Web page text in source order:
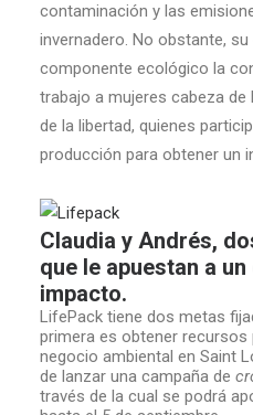
contaminación y las
invernadero. No obstante,
componente ecológico la
trabajo a mujeres cabeza de
de la libertad, quienes
producción para obtener un
Claudia y Andrés,
que le apuestan a
impacto.
LifePack tiene dos metas
primera es obtener recursos
negocio ambiental en Saint
de lanzar una campaña de
través de la cual se podrá